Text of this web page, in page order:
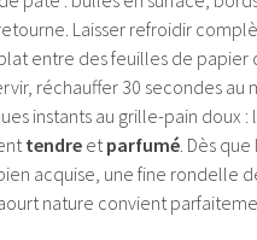
Laisser refroidir
entre des feuilles de papier
réchauffer 30 secondes au
instants au grille-pain doux :
tendre et parfumé . Dès que
acquise, une fine rondelle
nature convient